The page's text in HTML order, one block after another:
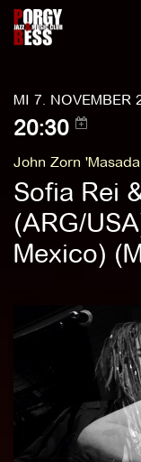
MI 7. NOVEMBER
20:30
John Zorn
Sofia Rei
(ARG/
Mexico)